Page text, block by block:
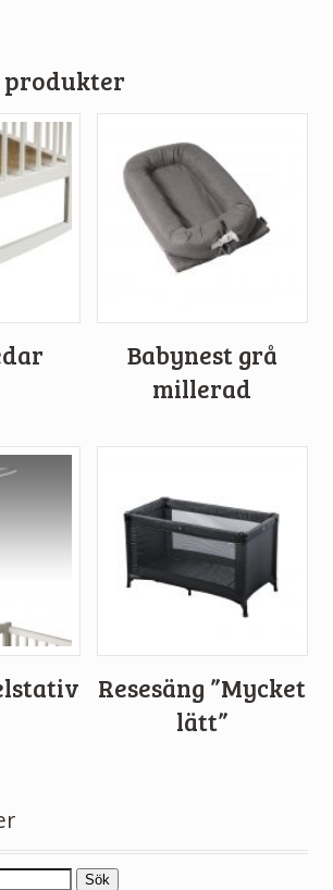
produkter
Babynest grå
millerad
Resesäng ”Mycket
lätt”
Sök